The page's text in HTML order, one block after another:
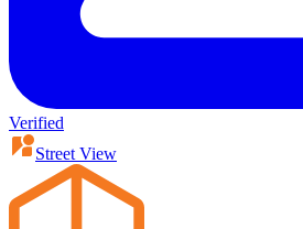
Verified
Street View